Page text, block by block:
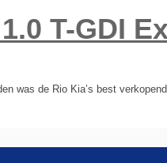
T-GDI
was de Rio Kia’s best